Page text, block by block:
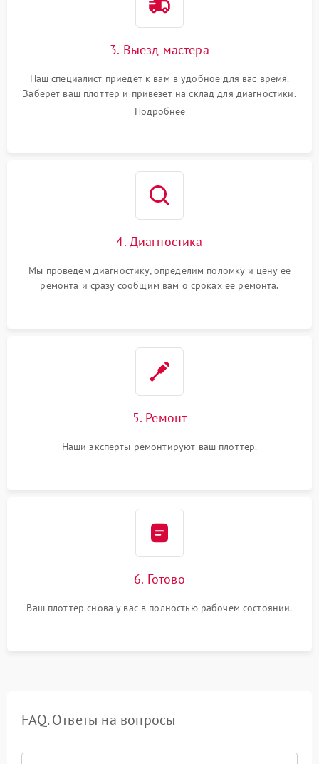
3. Выезд мастера
Наш специалист приедет к вам в удобное для вас время.
Заберет ваш плоттер и привезет на склад для диагностики.
Подробнее
4. Диагностика
Мы проведем диагностику, определим поломку и цену ее
ремонта и сразу сообщим вам о сроках ее ремонта.
5. Ремонт
Наши эксперты ремонтируют ваш плоттер.
6. Готово
Ваш плоттер снова у вас в полностью рабочем состоянии.
FAQ. Ответы на вопросы